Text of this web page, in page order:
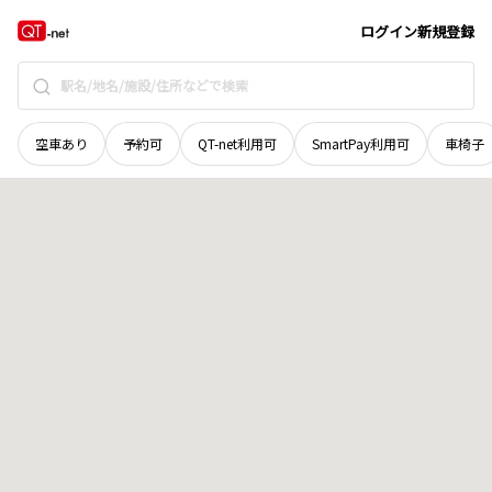
ログイン新規登録
空車あり 予約可 QT-net利用可 SmartPay利用可 車椅子
北海道